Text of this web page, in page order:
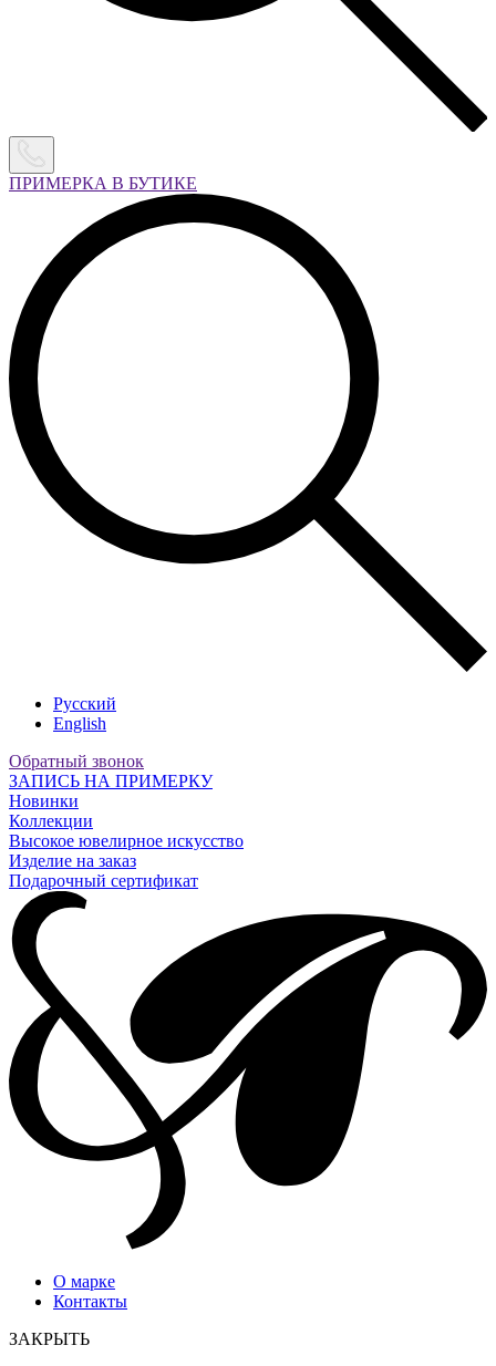
ПРИМЕРКА В БУТИКЕ
Русский
English
Обратный звонок
ЗАПИСЬ НА ПРИМЕРКУ
Новинки
Коллекции
Высокое ювелирное искусство
Изделие на заказ
Подарочный сертификат
О марке
Контакты
ЗАКРЫТЬ